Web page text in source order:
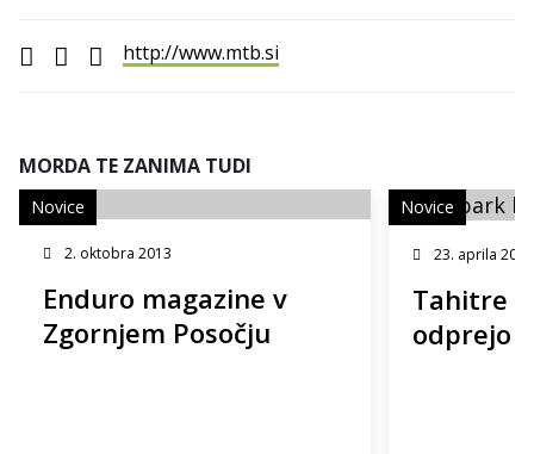
http://www.mtb.si
MORDA TE ZANIMA TUDI
2. oktobra 2013
Enduro magazine v
Zgornjem Posočju
Novice
23. aprila 2025
Tahitre
odprejo
Novice